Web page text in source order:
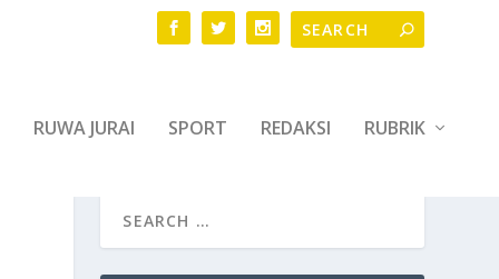
RUWA JURAI SPORT REDAKSI RUBRIK